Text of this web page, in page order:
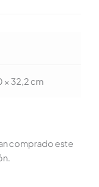
× 32,2 cm
comprado este